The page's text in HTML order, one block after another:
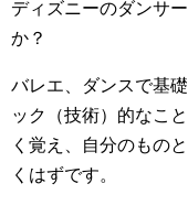
ディズニーのダンサ
か？
バレエ、ダンスで基
ック（技術）的なこ
く覚え、自分のもの
くはずです。